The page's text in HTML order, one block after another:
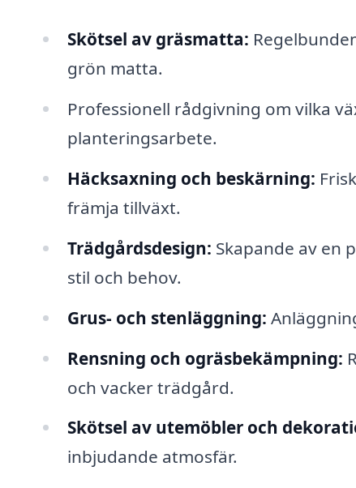
Skötsel av gräsmatta:
grön matta.
Professionell rådgivning om vilka
planteringsarbete.
Häcksaxning och beskärning:
främja tillväxt.
Trädgårdsdesign: Skapande av en
stil och behov.
Grus- och stenläggning:
Rensning och ogräsbekämpning:
och vacker trädgård.
Skötsel av utemöbler och
inbjudande atmosfär.